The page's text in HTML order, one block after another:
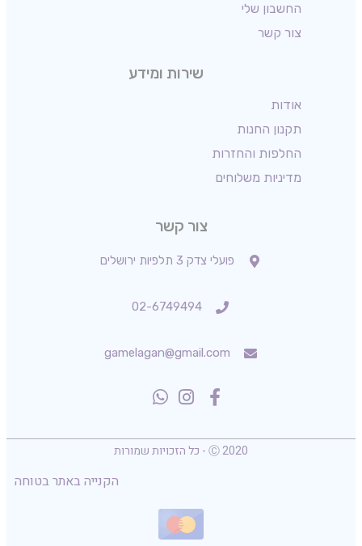
החשבון שלי
צור קשר
שירות ומידע
אודות
תקנון החנות
החלפות והחזרות
מדיניות משלוחים
צור קשר
פועלי צדק 3 תלפיות ירושלים
02-6749494
gamelagan@gmail.com
Ⓒ 2020 - כל הזכויות שמורות
הקנייה באתר בטוחה